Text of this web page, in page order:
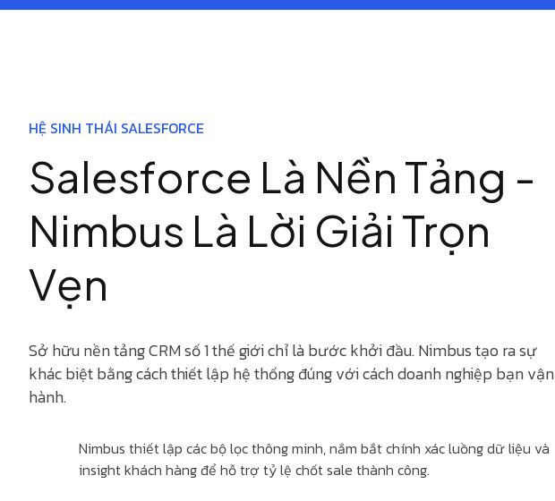
HỆ SINH THÁI SALESFORCE
Salesforce Là Nền Tảng -
Nimbus Là Lời Giải Trọn
Vẹn
Sở hữu nền tảng CRM số 1 thế giới chỉ là bước khởi đầu. Nimbus tạo ra sự
khác biệt bằng cách thiết lập hệ thống đúng với cách doanh nghiệp bạn vận
hành.
Nimbus thiết lập các bộ lọc thông minh, nắm bắt chính xác luồng dữ liệu và
insight khách hàng để hỗ trợ tỷ lệ chốt sale thành công.